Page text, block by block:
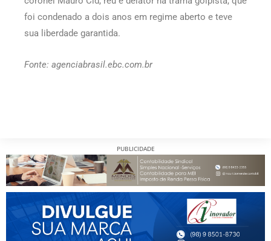
foi condenado a dois anos em regime aberto e teve
sua liberdade garantida.
Fonte: agenciabrasil.ebc.com.br
PUBLICIDADE